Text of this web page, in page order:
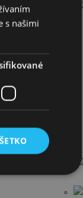
s našimi